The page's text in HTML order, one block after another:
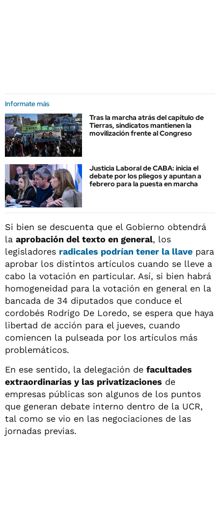
Informate más
Tras la marcha atrás del capítulo de
Tierras, sindicatos mantienen la
movilización frente al Congreso
Justicia Laboral de CABA: inicia el
debate por los pliegos y apuntan a
febrero para la puesta en marcha
Si bien se descuenta que el Gobierno obtendrá
la aprobación del texto en general, los
legisladores radicales podrían tener la llave para
aprobar los distintos artículos cuando se lleve a
cabo la votación en particular. Así, si bien habrá
homogeneidad para la votación en general en la
bancada de 34 diputados que conduce el
cordobés Rodrigo De Loredo, se espera que haya
libertad de acción para el jueves, cuando
comiencen la pulseada por los artículos más
problemáticos.
En ese sentido, la delegación de facultades
extraordinarias y las privatizaciones de
empresas públicas son algunos de los puntos
que generan debate interno dentro de la UCR,
tal como se vio en las negociaciones de las
jornadas previas.